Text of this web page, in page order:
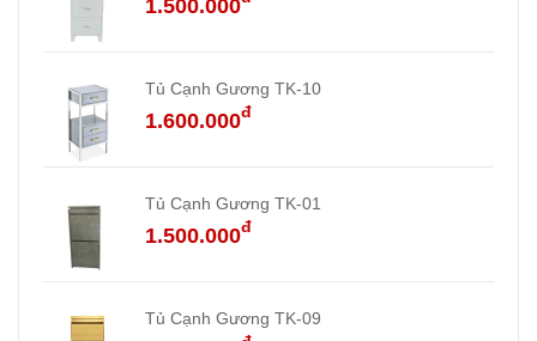
1.500.000
Tủ Cạnh Gương TK-10
1.600.000đ
Tủ Cạnh Gương TK-01
1.500.000đ
Tủ Cạnh Gương TK-09